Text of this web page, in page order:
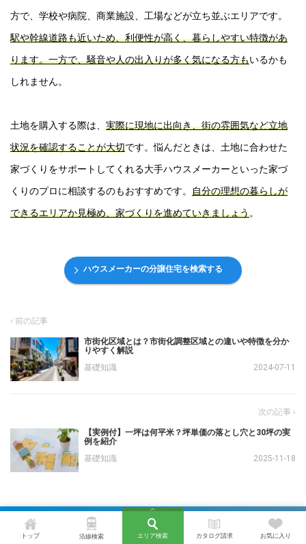
トップ 沿線検索 エリア検索 カタログ請求 お気に入り
方で、学校や病院、商業施設、工場などが立ち並ぶエリアです。
駅や幹線道路も近いため、利便性が高く、暮らしやすい特徴があ
ります。一方で、騒音や人の出入りが多く気になる方もいるかも
しれません。
土地を購入する際は、 実際に現地に出向き、街の雰囲気など立地
状況を確認することが大切です。悩んだときは、土地に合わせた
家づくりをサポートしてくれる大手ハウスメーカーといった家づ
くりのプロに相談するのもおすすめです。 自分の理想の暮らしが
できるエリアか見極め、家づくりを進めていきましょう。
ハウスメーカーの分譲住宅を検索する
市街化区域とは？市街化調整区域との違いや特徴を分か
りやすく解説
基礎知識
2024-07-11
【実例付】一坪は何平米？坪単価の落とし穴と30坪の実
例を紹介
基礎知識
2025-11-18
すべて 間取り・設備 費用・制度